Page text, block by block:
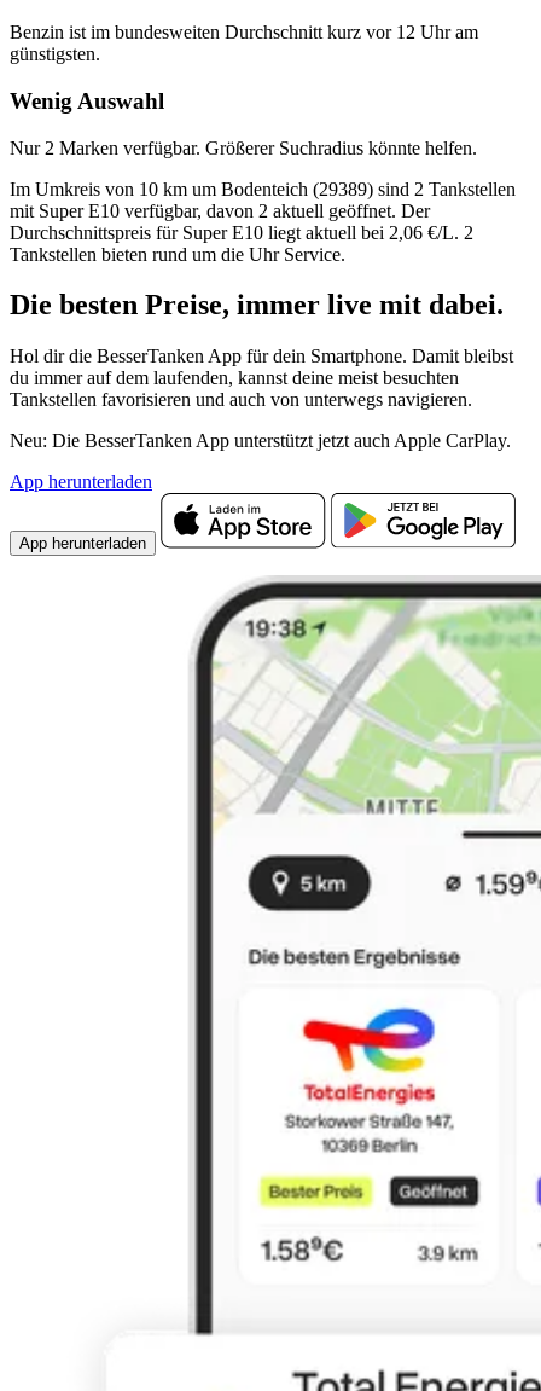
Benzin ist im bundesweiten Durchschnitt kurz vor 12 Uhr am
günstigsten.
Wenig Auswahl
Nur 2 Marken verfügbar. Größerer Suchradius könnte helfen.
Im Umkreis von 10 km um Bodenteich (29389) sind 2 Tankstellen
mit Super E10 verfügbar, davon 2 aktuell geöffnet. Der
Durchschnittspreis für Super E10 liegt aktuell bei 2,06 €/L. 2
Tankstellen bieten rund um die Uhr Service.
Die besten Preise, immer live mit dabei.
Hol dir die BesserTanken App für dein Smartphone. Damit bleibst
du immer auf dem laufenden, kannst deine meist besuchten
Tankstellen favorisieren und auch von unterwegs navigieren.
Neu: Die BesserTanken App unterstützt jetzt auch Apple CarPlay.
App herunterladen
App herunterladen